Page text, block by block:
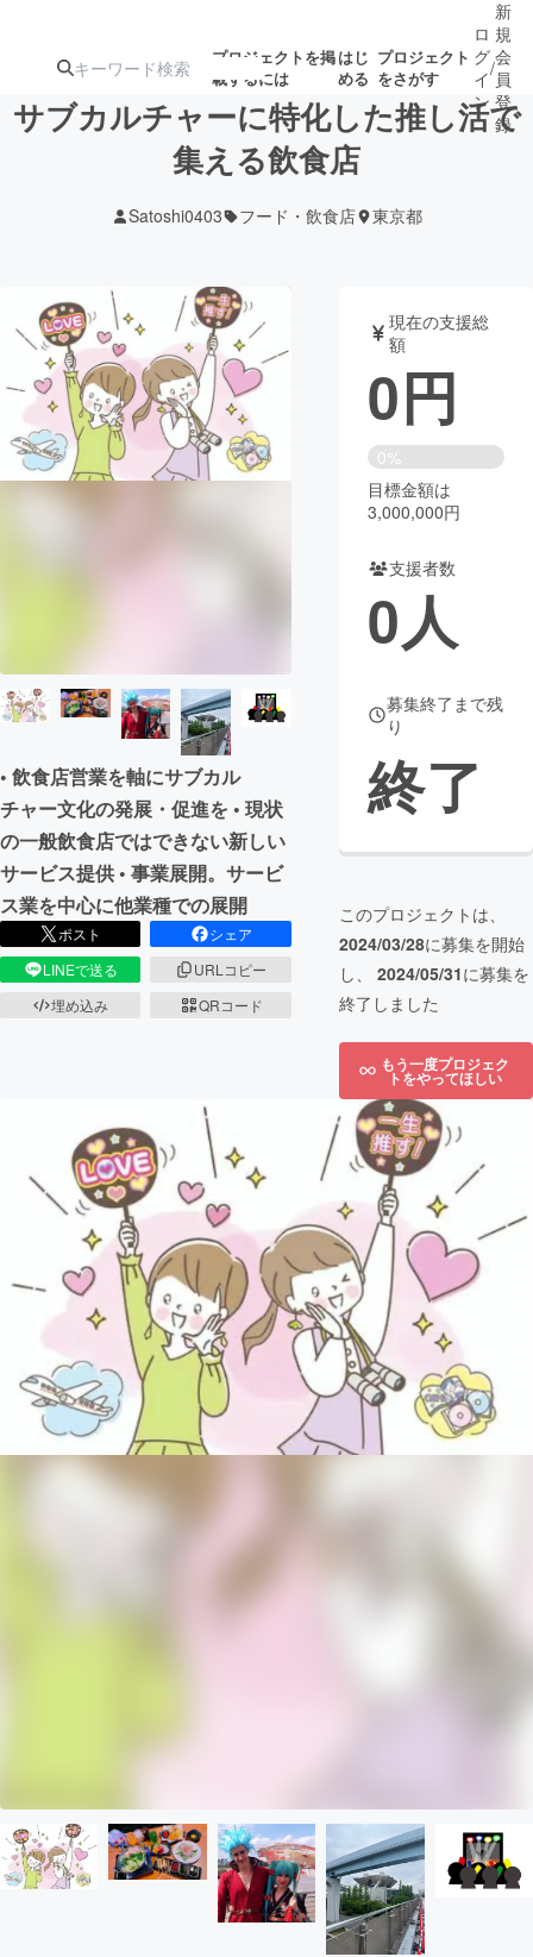
プロジェクトを掲
載するには
はじ
める
プロジェクト
をさがす
ターン
ジェクト
募集終了が近いプ
ロジェクト
アート・写真 音楽
テクノロジー・ガジェット ゲーム・サ
映像・映画 書籍・雑誌
チャレンジ
CAMPFIRE Creation
CAMPFIREふるさと納税
ロ
グ
イ
ン
/
新
規
会
員
登
録
サブカルチャーに特化した推し活で
集える飲食店
Satoshi0403 フード・飲食店 東京都
• 飲食店営業を軸にサブカル
チャー文化の発展・促進を • 現状
の一般飲食店ではできない新しい
サービス提供 • 事業展開。サービ
ス業を中心に他業種での展開
ポスト
シェア
LINEで送る
URLコピー
埋め込み
QRコード
現在の支援総
額
0円
0%
目標金額は
3,000,000円
支援者数
0人
募集終了まで残
り
終了
このプロジェクトは、
2024/03/28に募集を開始
し、 2024/05/31に募集を
終了しました
もう一度プロジェク
トをやってほしい